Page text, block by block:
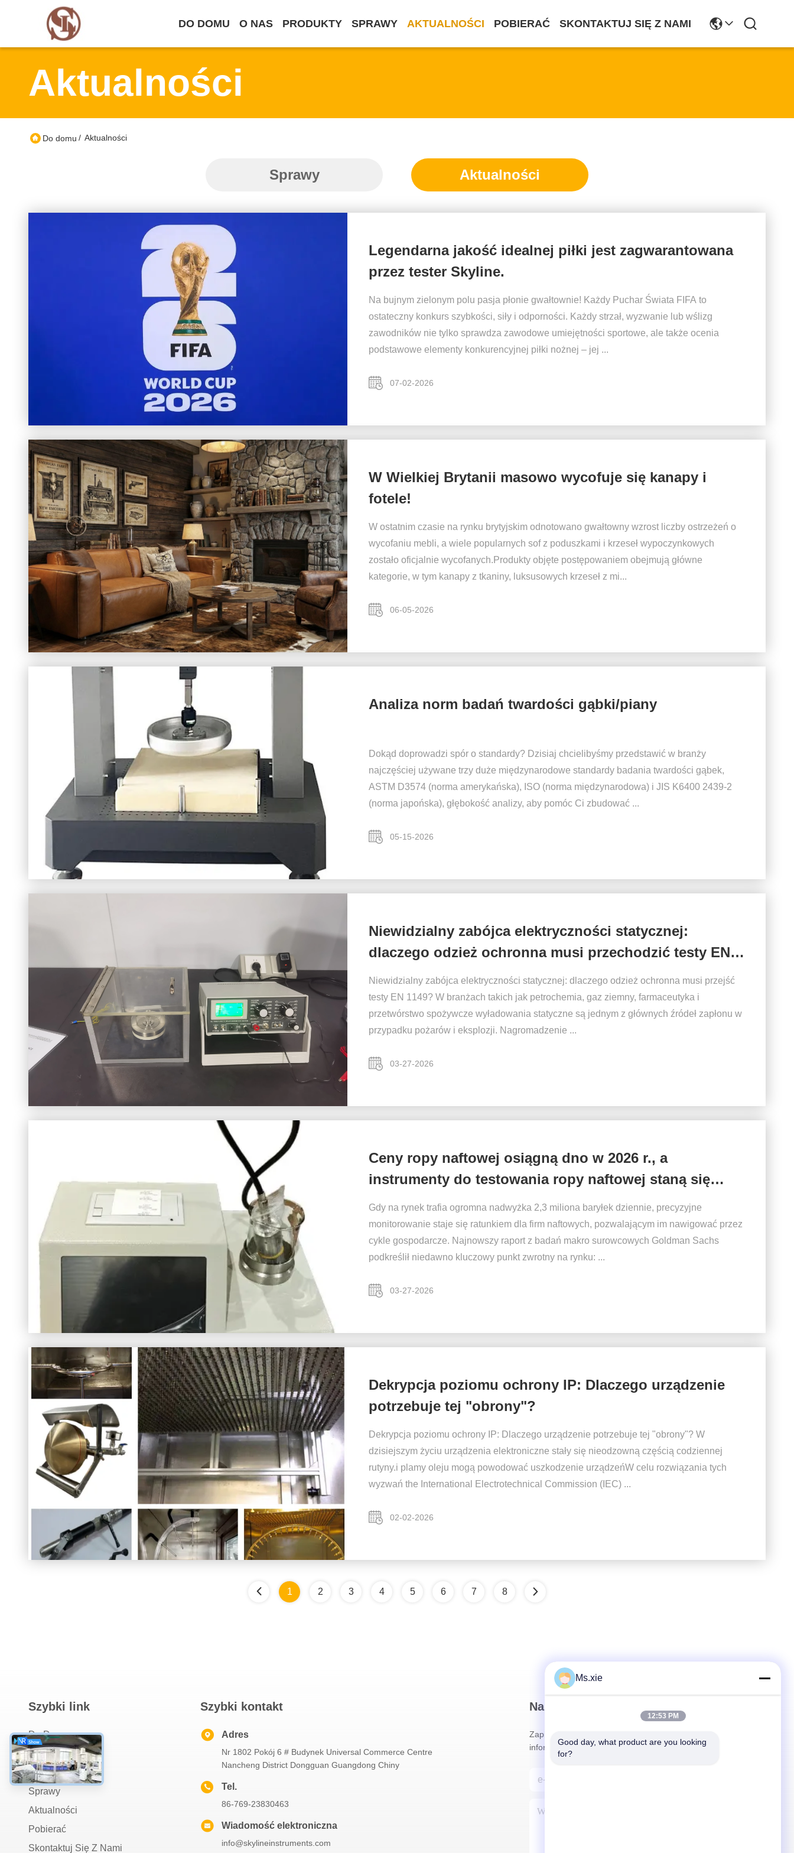
DO DOMU O NAS PRODUKTY SPRAWY AKTUALNOŚCI POBIERAĆ SKONTAKTUJ SIĘ Z NAMI
Aktualności
Do domu / Aktualności
Sprawy Aktualności
Legendarna jakość idealnej piłki jest zagwarantowana
przez tester Skyline.
Na bujnym zielonym polu pasja płonie gwałtownie! Każdy Puchar Świata FIFA to
ostateczny konkurs szybkości, siły i odporności. Każdy strzał, wyzwanie lub wślizg
zawodników nie tylko sprawdza zawodowe umiejętności sportowe, ale także ocenia
podstawowe elementy konkurencyjnej piłki nożnej – jej ...
07-02-2026
W Wielkiej Brytanii masowo wycofuje się kanapy i
fotele!
W ostatnim czasie na rynku brytyjskim odnotowano gwałtowny wzrost liczby ostrzeżeń o
wycofaniu mebli, a wiele popularnych sof z poduszkami i krzeseł wypoczynkowych
zostało oficjalnie wycofanych.Produkty objęte postępowaniem obejmują główne
kategorie, w tym kanapy z tkaniny, luksusowych krzeseł z mi...
06-05-2026
Analiza norm badań twardości gąbki/piany
Dokąd doprowadzi spór o standardy? Dzisiaj chcielibyśmy przedstawić w branży
najczęściej używane trzy duże międzynarodowe standardy badania twardości gąbek,
ASTM D3574 (norma amerykańska), ISO (norma międzynarodowa) i JIS K6400 2439-2
(norma japońska), głębokość analizy, aby pomóc Ci zbudować ...
05-15-2026
Niewidzialny zabójca elektryczności statycznej:
dlaczego odzież ochronna musi przechodzić testy EN
1149?
Niewidzialny zabójca elektryczności statycznej: dlaczego odzież ochronna musi przejść
testy EN 1149? W branżach takich jak petrochemia, gaz ziemny, farmaceutyka i
przetwórstwo spożywcze wyładowania statyczne są jednym z głównych źródeł zapłonu w
przypadku pożarów i eksplozji. Nagromadzenie ...
03-27-2026
Ceny ropy naftowej osiągną dno w 2026 r., a
instrumenty do testowania ropy naftowej staną się
"twardą walutą" w Europie i Ameryce
Gdy na rynek trafia ogromna nadwyżka 2,3 miliona baryłek dziennie, precyzyjne
monitorowanie staje się ratunkiem dla firm naftowych, pozwalającym im nawigować przez
cykle gospodarcze. Najnowszy raport z badań makro surowcowych Goldman Sachs
podkreślił niedawno kluczowy punkt zwrotny na rynku: ...
03-27-2026
Dekrypcja poziomu ochrony IP: Dlaczego urządzenie
potrzebuje tej "obrony"?
Dekrypcja poziomu ochrony IP: Dlaczego urządzenie potrzebuje tej "obrony"? W
dzisiejszym życiu urządzenia elektroniczne stały się nieodzowną częścią codziennej
rutyny.i plamy oleju mogą powodować uszkodzenie urządzeńW celu rozwiązania tych
wyzwań the International Electrotechnical Commission (IEC) ...
02-02-2026
1 2 3 4 5 6 7 8
Szybki link
Do Domu
O Nas
Produkty
Sprawy
Aktualności
Pobierać
Skontaktuj Się Z Nami
Szybki kontakt
Adres
Nr 1802 Pokój 6 # Budynek Universal Commerce Centre
Nancheng District Dongguan Guangdong Chiny
Tel.
86-769-23830463
Wiadomość elektroniczna
info@skylineinstruments.com
Nasz biuletyn
Zapisz się do naszego biuletynu z rabatami i innymi
informacjami.
Ms.xie
12:53 PM
Good day, what product are you looking
for?